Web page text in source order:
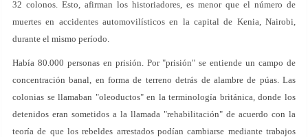
32 colonos. Esto, afirman los historiadores, es menor que el número de
muertes en accidentes automovilísticos en la capital de Kenia, Nairobi,
durante el mismo período.
Había 80.000 personas en prisión. Por "prisión" se entiende un campo de
concentración banal, en forma de terreno detrás de alambre de púas. Las
colonias se llamaban "oleoductos" en la terminología británica, donde los
detenidos eran sometidos a la llamada "rehabilitación" de acuerdo con la
teoría de que los rebeldes arrestados podían cambiarse mediante trabajos